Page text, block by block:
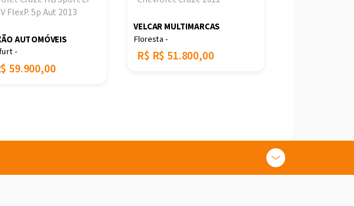
FlexP. 5p Aut 2013
59.900,00
AUTOMÓVEIS
- R$ R$ 51.800,00
VELCAR MULTIMARCAS
Floresta -